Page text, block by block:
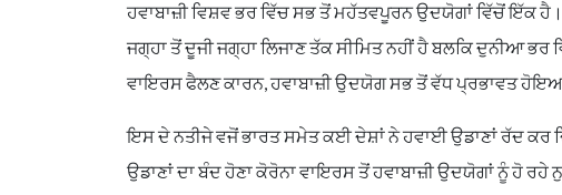
ਹਵਾਬਾਜ਼ੀ ਵਿਸ਼ਵ ਭਰ ਵਿੱਚ ਸਭ ਤੋਂ ਮਹੱਤਵਪੂਰਨ ਉਦਯੋਗਾਂ ਵਿੱਚੋਂ ਇੱਕ
ਜਗ੍ਹਾ ਤੋਂ ਦੂਜੀ ਜਗ੍ਹਾ ਲਿਜਾਣ ਤੱਕ ਸੀਮਿਤ ਨਹੀਂ ਹੈ ਬਲਕਿ ਦੁਨੀਆ ਭਰ
ਵਾਇਰਸ ਫੈਲਣ ਕਾਰਨ, ਹਵਾਬਾਜ਼ੀ ਉਦਯੋਗ ਸਭ ਤੋਂ ਵੱਧ ਪ੍ਰਭਾਵਤ
ਇਸ ਦੇ ਨਤੀਜੇ ਵਜੋਂ ਭਾਰਤ ਸਮੇਤ ਕਈ ਦੇਸ਼ਾਂ ਨੇ ਹਵਾਈ ਉਡਾਣਾਂ ਰੱਦ
ਉਡਾਣਾਂ ਦਾ ਬੰਦ ਹੋਣਾ ਕੋਰੋਨਾ ਵਾਇਰਸ ਤੋਂ ਹਵਾਬਾਜ਼ੀ ਉਦਯੋਗਾਂ ਨੂੰ ਹੋ ਰਹੇ